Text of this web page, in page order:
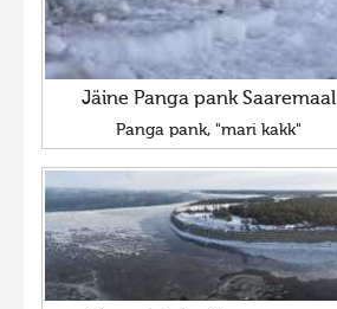
Jäine Panga pank Saaremaal
Panga pank, "mari kakk"